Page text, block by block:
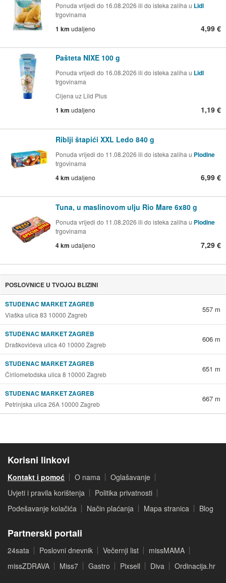
Ponuda vrijedi do 16.08.2026 ili do isteka zaliha u Lidl
trgovinama
1 km udaljeno 4,99 €
Pašteta NIXE 100 g
Ponuda vrijedi do 16.08.2026 ili do isteka zaliha u Lidl
trgovinama
Cijena uz Lild Plus
1 km udaljeno 1,19 €
Riblji štapići XXL Ledo 840 g
Ponuda vrijedi do 11.08.2026 ili do isteka zaliha u Plodine
trgovinama
4 km udaljeno 6,99 €
Tuna, u maslinovom ulju Rio Mare 6x80 g
Ponuda vrijedi do 11.08.2026 ili do isteka zaliha u Plodine
trgovinama
4 km udaljeno 7,29 €
POSLOVNICE U TVOJOJ BLIZINI
STUDENAC MARKET ZAGREB
Vlaška ulica 83 10000 Zagreb
557 m
STUDENAC MARKET ZAGREB
Draškovićeva ulica 40 10000 Zagreb
606 m
STUDENAC MARKET ZAGREB
Ćirilometodska ulica 8 10000 Zagreb
651 m
STUDENAC MARKET ZAGREB
Petrinjska ulica 26A 10000 Zagreb
667 m
Korisni linkovi
Kontakt i pomoć O nama
Oglašavanje
Uvjeti i pravila korištenja
Politika privatnosti
Podešavanje kolačića
Način plaćanja Mapa stranica Blog
Partnerski portali
24sata Poslovni dnevnik Večernji list
missMAMA
missZDRAVA
Miss7 Gastro Pixsell Diva Ordinacija.hr